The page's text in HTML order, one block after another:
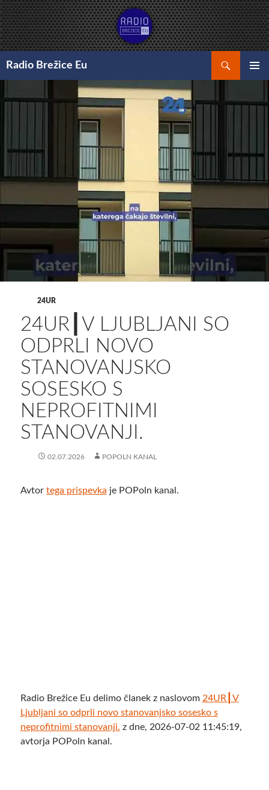
Preskoči
na
vsebino
Radio Brežice Eu
24UR
24UR┃V LJUBLJANI SO
ODPRLI NOVO
STANOVANJSKO
SOSESKO S
NEPROFITNIMI
STANOVANJI.
02.07.2026 POPOLN KANAL
Avtor tega prispevka je POPoln kanal.
Radio Brežice Eu delimo članek z naslovom 24UR┃V
Ljubljani so odprli novo stanovanjsko sosesko s
neprofitnimi stanovanji. z dne, 2026-07-02 11:45:19,
avtorja POPoln kanal.